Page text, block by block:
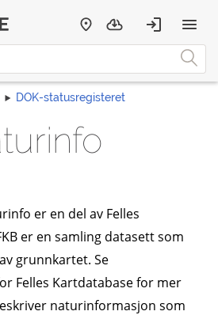
DOK-statusregisteret
er en del av Felles
er en samling datasett som
grunnkartet. Se
Felles Kartdatabase for mer
naturinformasjon som